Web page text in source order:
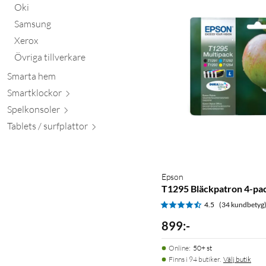
Oki
Samsung
Xerox
Övriga tillverkare
Smarta hem
Smartklockor
Spelkonsoler
Tablets / surfplattor
Epson
T1295 Bläckpatron 4-
4.5 (34 kundbetyg)
899:-
Online: 50+ st
Finns i 94 butiker. Välj butik